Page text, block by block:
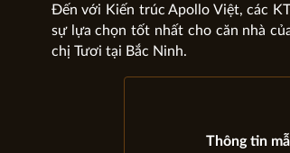
Đến với Kiến trúc Apollo Việt, các
sự lựa chọn tốt nhất cho căn nhà
chị Tươi tại Bắc Ninh.
Thông tin